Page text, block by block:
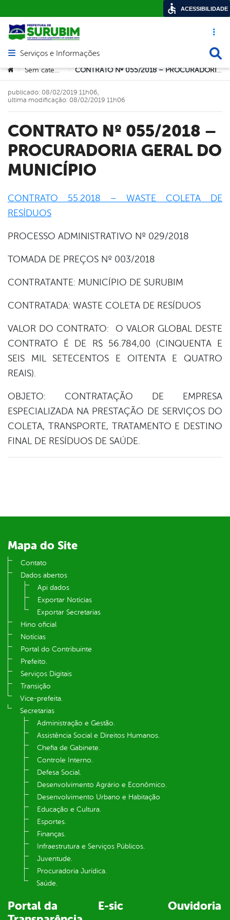
Acesso
Abrir menu principal de navegação
Serviços e Informações
Você está aqui:
> Sem categoria > CONTRATO Nº 055/2018 – PROCURADORIA GERAL DO MUNICÍPIO
CONTRATO Nº 055/2018 –
PROCURADORIA GERAL DO
MUNICÍPIO
publicado: 08/02/2019 11h06,
última modificação: 08/02/2019 11h06
CONTRATO 55.2018 – WASTE COLETA DE
RESÍDUOS
PROCESSO ADMINISTRATIVO Nº 029/2018
TOMADA DE PREÇOS Nº 003/2018
CONTRATANTE: MUNICÍPIO DE SURUBIM
CONTRATADA: WASTE COLETA DE RESÍDUOS
VALOR DO CONTRATO: O VALOR GLOBAL DESTE
CONTRATO É DE R$ 56.784,00 (CINQUENTA E
SEIS MIL SETECENTOS E OITENTA E QUATRO
REAIS).
OBJETO: CONTRATAÇÃO DE EMPRESA
ESPECIALIZADA NA PRESTAÇÃO DE SERVIÇOS DO
COLETA, TRANSPORTE, TRATAMENTO E DESTINO
FINAL DE RESÍDUOS DE SAÚDE.
Mapa do Site
Contato
Dados abertos
Api dados
Exportar Notícias
Exportar Secretarias
Hino oficial
Notícias
Portal do Contribuinte
Prefeito.
Serviços Digitais
Transição
Vice-prefeita.
Secretarias
Administração e Gestão.
Assistência Social e Direitos Humanos.
Chefia de Gabinete.
Controle Interno.
Defesa Social.
Desenvolvimento Agrário e Econômico.
Desenvolvimento Urbano e Habitação
Educação e Cultura.
Esportes.
Finanças.
Infraestrutura e Serviços Públicos.
Juventude.
Procuradoria Jurídica.
Saúde.
Portal da
E-sic Ouvidoria
ACESSIBILIDADE